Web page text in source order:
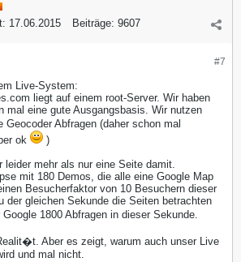
17.06.2015 Beiträge: 9607
#7
Live-System:
liegt auf einem root-Server. Wir haben
mal eine gute Ausgangsbasis. Wir nutzen
Abfragen (daher schon mal
ok
)
leider mehr als nur eine Seite damit.
mit 180 Demos, die alle eine Google Map
Besucherfaktor von 10 Besuchern dieser
der gleichen Sekunde die Seiten betrachten
1800 Abfragen in dieser Sekunde.
Aber es zeigt, warum auch unser Live
und mal nicht.